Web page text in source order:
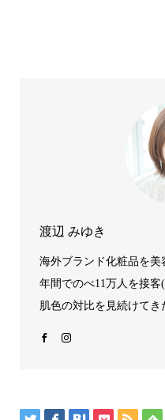
渡辺 みゆき
海外ブランド化粧品を
年間でのべ11万人を接客
肌色の対比を見続けて